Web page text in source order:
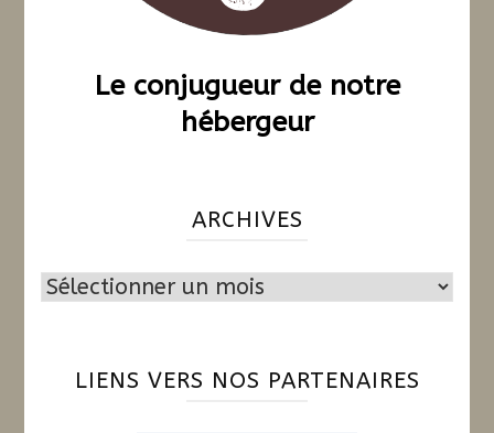
Le conjugueur de notre
hébergeur
ARCHIVES
Archives
LIENS VERS NOS PARTENAIRES